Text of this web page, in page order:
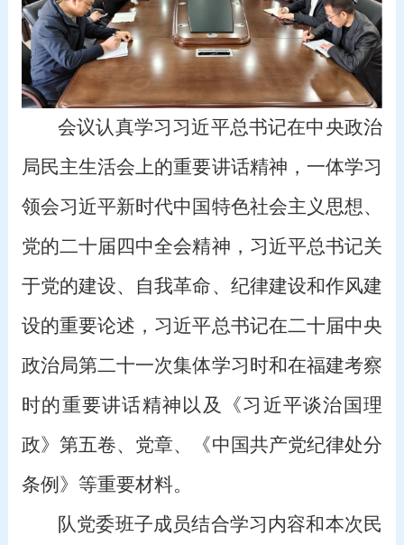
会议认真学习习近平总书记在中央政治
局民主生活会上的重要讲话精神，一体学习
领会习近平新时代中国特色社会主义思想、
党的二十届四中全会精神，习近平总书记关
于党的建设、自我革命、纪律建设和作风建
设的重要论述，习近平总书记在二十届中央
政治局第二十一次集体学习时和在福建考察
时的重要讲话精神以及《习近平谈治国理
政》第五卷、党章、《中国共产党纪律处分
条例》等重要材料。
队党委班子成员结合学习内容和本次民